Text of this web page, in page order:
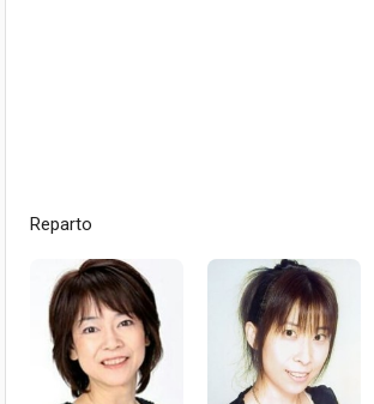
Reparto